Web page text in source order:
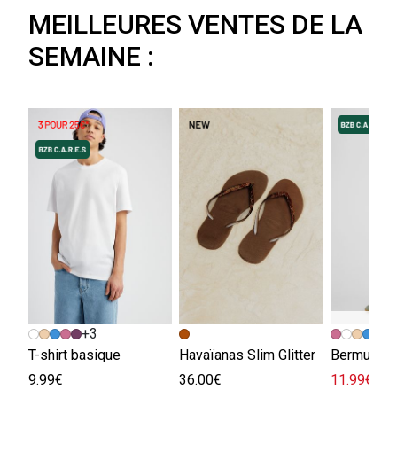
MEILLEURES VENTES DE LA
SEMAINE :
+3
T-shirt basique
9.99€
Havaïanas Slim Glitter
36.00€
Bermuda
11.99€